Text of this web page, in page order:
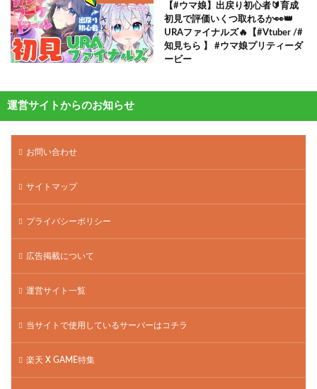
【#ウマ娘】出戻り初心者🔰育成
初見で評価いくつ取れるか👀👑
URAファイナルズ🔥【#Vtuber /#
知見ちら 】 #ウマ娘プリティーダ
ービー
運営サイトからのお知らせ
お問い合わせ
サイトマップ
プライバシーポリシー
広告掲載について
運営サイト一覧
当サイトで使用しているサーバーはコチラ
楽天 X GAME特集